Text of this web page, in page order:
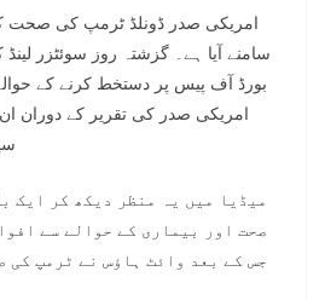
امریکی صدر ڈونلڈ ٹرمپ کی صحت
سامنے آیا ہے۔ گزشتہ روز سوئٹزر
بورڈ آف پیس پر دستخط کرنے کے
امریکی صدر کی تقریر کے دوران ان
میڈیا میں یہ منظر دیکھ کر ایک
صحت اور بیماری کے حوالے سے
جس کے بعد وائٹ ہاؤس نے ٹرمپ کی